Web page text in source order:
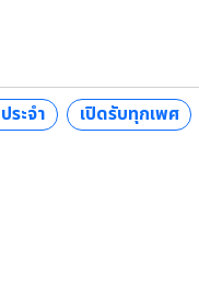
ระจำ เปิดรับทุกเพศ